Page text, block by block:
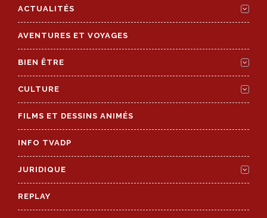
ACTUALITÉS
AVENTURES ET VOYAGES
BIEN ÊTRE
CULTURE
FILMS ET DESSINS ANIMÉS
INFO TVADP
JURIDIQUE
REPLAY